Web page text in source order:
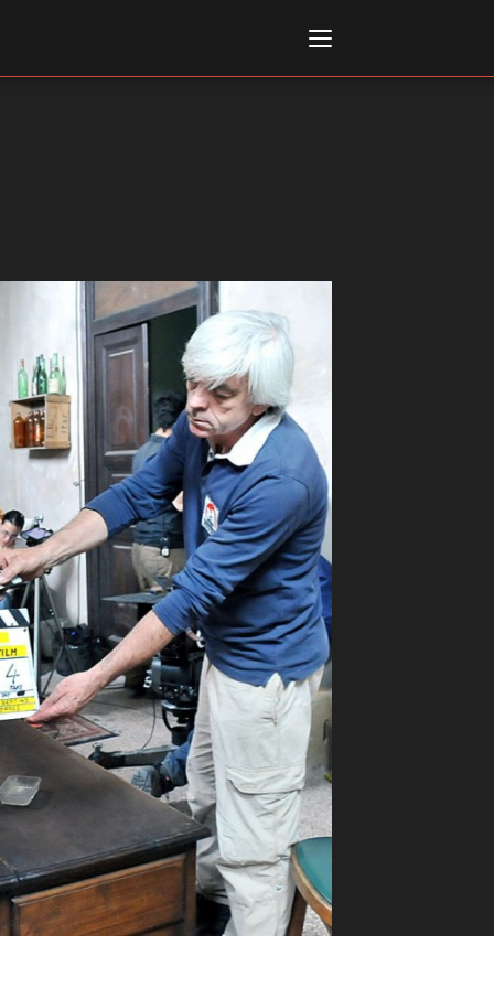
Italiano English
MARKETS, AWARDS
Film Festival Rotterdam
Berlin
Cannes
Festival - Bio to B Industry
Festival
d’Arte
Venezia
Film Festival
di Roma
Festival
Accedi al tuo profilo
Nuovo utente
noi
- Scuola e Lavoro